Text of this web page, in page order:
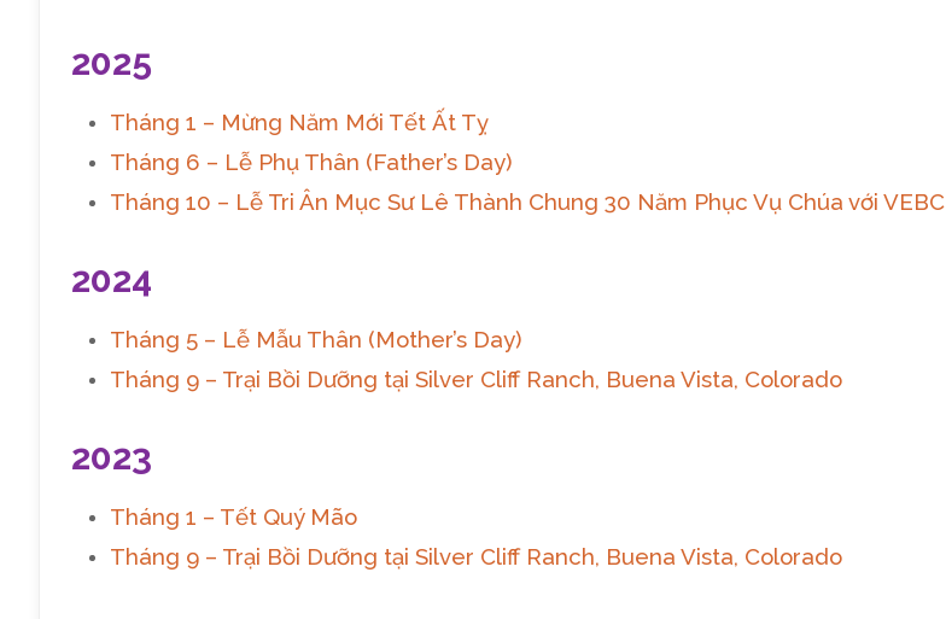
2025
Tháng 1 – Mừng Năm Mới Tết Ất Tỵ
Tháng 6 – Lễ Phụ Thân (Father’s Day)
Tháng 10 – Lễ Tri Ân Mục Sư Lê Thành Chung 30 Năm Phục Vụ Chúa với VEBC
2024
Tháng 5 – Lễ Mẫu Thân (Mother’s Day)
Tháng 9 – Trại Bồi Dưỡng tại Silver Cliff Ranch, Buena Vista, Colorado
2023
Tháng 1 – Tết Quý Mão
Tháng 9 – Trại Bồi Dưỡng tại Silver Cliff Ranch, Buena Vista, Colorado